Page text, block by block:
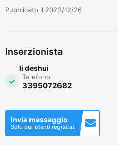
Pubblicato il 2023/12/26
Inserzionista
li deshui
Telefono
3395072682
Invia messaggio
Solo per utenti registrati